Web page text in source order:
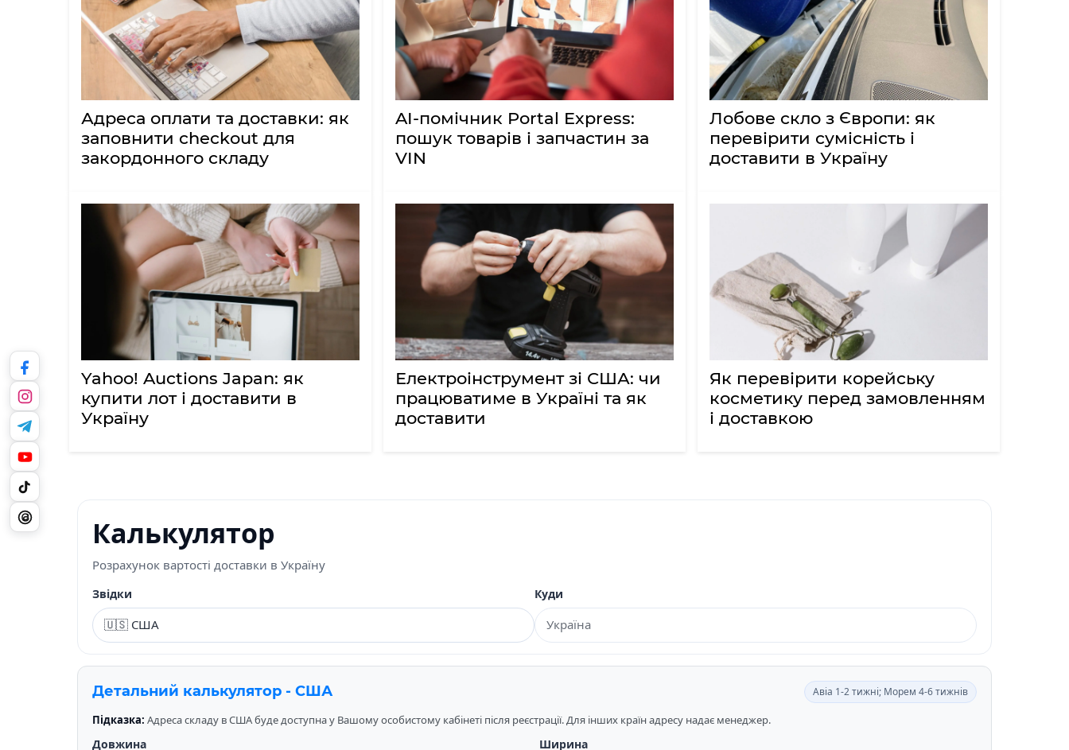
Адреса оплати та доставки: як
заповнити checkout для
закордонного складу
AI-помічник Portal Express:
пошук товарів і запчастин за
VIN
Лобове скло з Європи: як
перевірити сумісність і
доставити в Україну
Yahoo! Auctions Japan: як
купити лот і доставити в
Україну
Електроінструмент зі США: чи
працюватиме в Україні та як
доставити
Як перевірити корейську
косметику перед замовленням
і доставкою
Калькулятор
Розрахунок вартості доставки в Україну
Звідки Куди
Детальний калькулятор - США Авіа 1-2 тижні; Морем 4-6 тижнів
Підказка: Адреса складу в США буде доступна у Вашому особистому кабінеті після реєстрації. Для інших країн адресу надає менеджер.
Довжина Ширина